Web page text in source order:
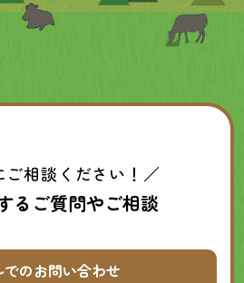
ご相談ください！／
るご質問やご相談
でのお問い合わせ